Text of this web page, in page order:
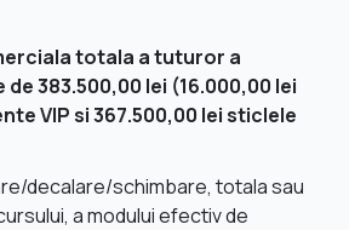
totala a tuturor a
383.500,00 lei (16.000,00 lei
VIP si 367.500,00 lei sticlele
decalare/schimbare, totala sau
a modului efectiv de